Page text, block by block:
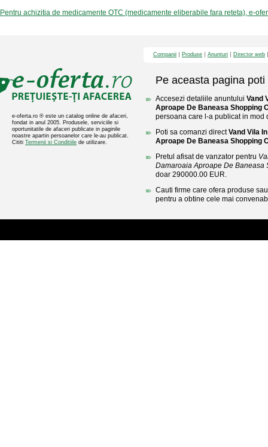
Pentru achizitia de medicamente OTC (medicamente eliberabile fara reteta), e-
e-oferta.ro ® este un catalog online de afaceri,
fondat in anul 2005. Produsele, serviciile si
oportunitatile de afaceri publicate in paginile
noastre apartin persoanelor care le-au publicat.
Cititi Termenii si Conditiile de utilizare.
Companii Produse Anunturi Director web
Pe aceasta pagina poti
Accesezi detaliile anuntului Vand
Aproape De Baneasa Shopping
persoana care l-a publicat in mod
Poti sa comanzi directVand Vila
Aproape De Baneasa Shopping
Pretul afisat de vanzator pentru
Damaroaia Aproape De Baneasa
doar 290000.00 EUR.
Cauti firme care ofera produse
pentru a obtine cele mai